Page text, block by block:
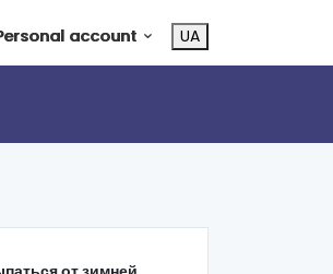
account UA